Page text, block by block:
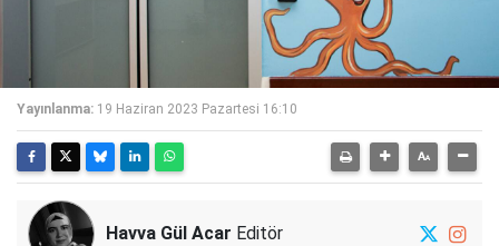
Yayınlanma: 19 Haziran 2023 Pazartesi 16:10
Havva Gül Acar Editör